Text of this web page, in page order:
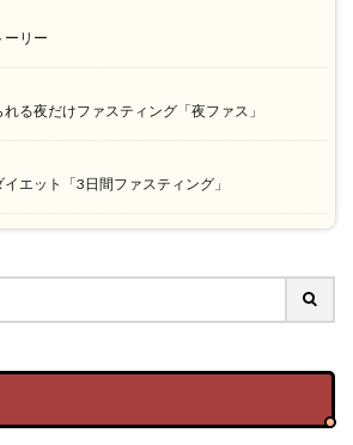
ーリー
る夜だけファスティング「夜ファス」
エット「3日間ファスティング」